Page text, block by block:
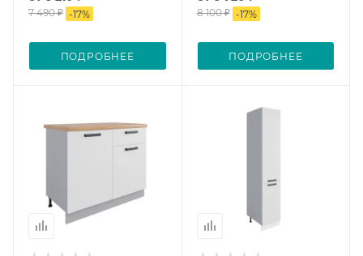
7 490 ₽ -17%
ПОДРОБНЕЕ
8 100 ₽ -17%
ПОДРОБНЕЕ